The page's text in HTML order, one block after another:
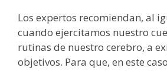
Los expertos recomiendan, al
cuando ejercitamos nuestro
rutinas de nuestro cerebro, a
objetivos. Para que, en este